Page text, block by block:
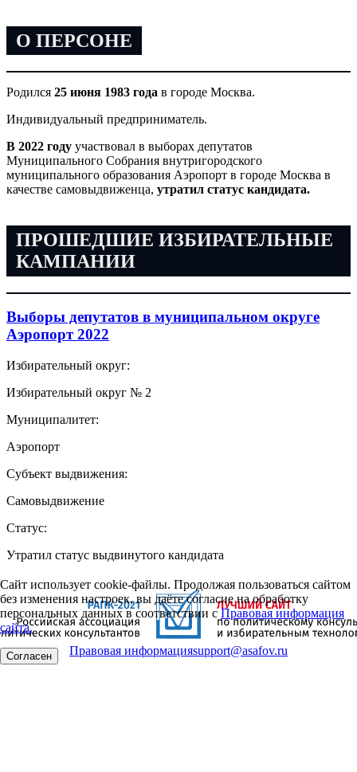
О ПЕРСОНЕ
Родился 25 июня 1983 года в городе Москва.
Индивидуальный предприниматель.
В 2022 году участвовал в выборах депутатов
Муниципального Собрания внутригородского
муниципального образования Аэропорт в городе Москва в
качестве самовыдвиженца, утратил статус кандидата.
ПРОШЕДШИЕ ИЗБИРАТЕЛЬНЫЕ
КАМПАНИИ
Выборы депутатов в муниципальном округе
Аэропорт 2022
Избирательный округ:
Избирательный округ № 2
Муниципалитет:
Аэропорт
Субъект выдвижения:
Самовыдвижение
Статус:
Утратил статус выдвинутого кандидата
Сайт использует cookie-файлы. Продолжая пользоваться сайтом
без изменения настроек, вы даёте согласие на обработку
персональных данных в соответствии сПравовая информация
сайта.
Согласен Правовая информацияsupport@asafov.ru